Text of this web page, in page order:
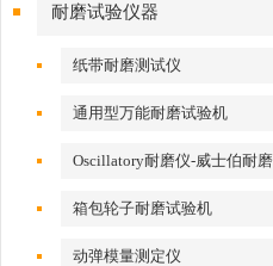
耐磨试验仪器
纸带耐磨测试仪
通用型万能耐磨试验机
Oscillatory耐磨仪-威士伯耐磨
试验机
箱包轮子耐磨试验机
动弹模量测定仪